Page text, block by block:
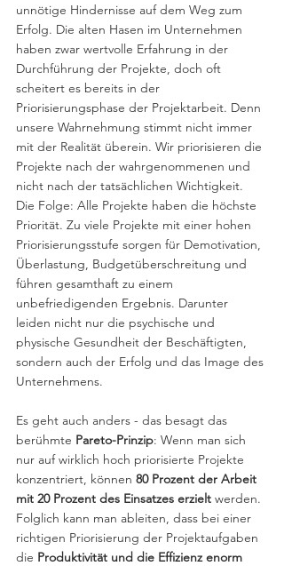
unnötige Hindernisse auf dem Weg zum
Erfolg. Die alten Hasen im Unternehmen
haben zwar wertvolle Erfahrung in der
Durchführung der Projekte, doch oft
scheitert es bereits in der
Priorisierungsphase der Projektarbeit. Denn
unsere Wahrnehmung stimmt nicht immer
mit der Realität überein. Wir priorisieren die
Projekte nach der wahrgenommenen und
nicht nach der tatsächlichen Wichtigkeit.
Die Folge: Alle Projekte haben die höchste
Priorität. Zu viele Projekte mit einer hohen
Priorisierungsstufe sorgen für Demotivation,
Überlastung, Budgetüberschreitung und
führen gesamthaft zu einem
unbefriedigenden Ergebnis. Darunter
leiden nicht nur die psychische und
physische Gesundheit der Beschäftigten,
sondern auch der Erfolg und das Image des
Unternehmens.
Es geht auch anders - das besagt das
berühmte Pareto-Prinzip: Wenn man sich
nur auf wirklich hoch priorisierte Projekte
konzentriert, können 80 Prozent der Arbeit
mit 20 Prozent des Einsatzes erzielt werden.
Folglich kann man ableiten, dass bei einer
richtigen Priorisierung der Projektaufgaben
die Produktivität und die Effizienz enorm